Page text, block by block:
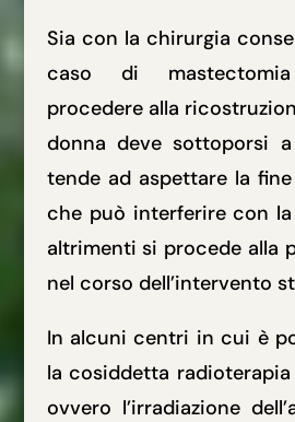
Sia con la chirurgia
caso di
procedere alla
donna deve sottoporsi
tende ad aspettare la
che può interferire con la
altrimenti si procede alla
nel corso dell’intervento
In alcuni centri in cui è
la cosiddetta
ovvero l’irradiazione